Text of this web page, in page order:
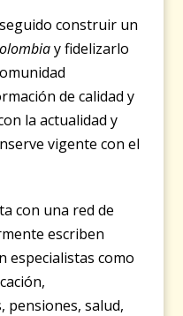
construir un
y fidelizarlo
de calidad y
la actualidad y
vigente con el
con una red de
escriben
especialistas como
pensiones, salud,